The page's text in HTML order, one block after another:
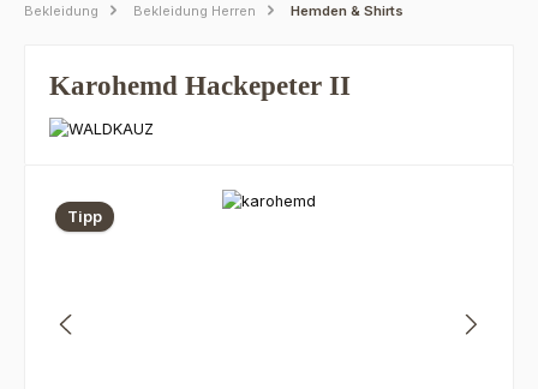
Bekleidung Bekleidung Herren Hemden & Shirts
Karohemd Hackepeter II
Bildergalerie überspringen
Tipp